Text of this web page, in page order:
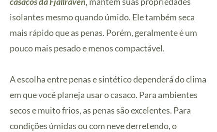
isolantes mesmo quando úmido. Ele também seca
mais rápido que as penas. Porém, geralmente é um
pouco mais pesado e menos compactável.
A escolha entre penas e sintético dependerá do clima
em que você planeja usar o casaco. Para ambientes
secos e muito frios, as penas são excelentes. Para
condições úmidas ou com neve derretendo, o